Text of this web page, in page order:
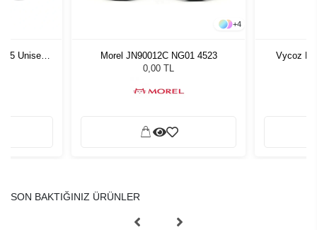
55 Unisex
+4
Morel JN90012C NG01 4523
0,00 TL
Vycoz
SON BAKTIĞINIZ ÜRÜNLER